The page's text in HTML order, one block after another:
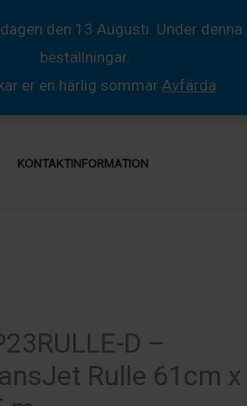
den 13 Augusti. Under
beställningar.
er en härlig sommar Avfärda
KONTAKTINFORMATION
D –
Rulle 61cm x